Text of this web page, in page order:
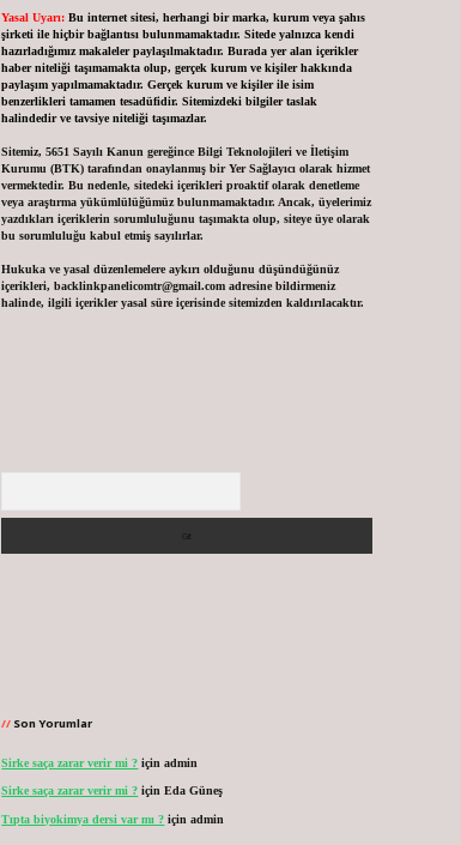
Yasal Uyarı: Bu internet sitesi, herhangi bir marka, kurum veya şahıs
şirketi ile hiçbir bağlantısı bulunmamaktadır. Sitede yalnızca kendi
hazırladığımız makaleler paylaşılmaktadır. Burada yer alan içerikler
haber niteliği taşımamakta olup, gerçek kurum ve kişiler hakkında
paylaşım yapılmamaktadır. Gerçek kurum ve kişiler ile isim
benzerlikleri tamamen tesadüfidir. Sitemizdeki bilgiler taslak
halindedir ve tavsiye niteliği taşımazlar.
Sitemiz, 5651 Sayılı Kanun gereğince Bilgi Teknolojileri ve İletişim
Kurumu (BTK) tarafından onaylanmış bir Yer Sağlayıcı olarak hizmet
vermektedir. Bu nedenle, sitedeki içerikleri proaktif olarak denetleme
veya araştırma yükümlülüğümüz bulunmamaktadır. Ancak, üyelerimiz
yazdıkları içeriklerin sorumluluğunu taşımakta olup, siteye üye olarak
bu sorumluluğu kabul etmiş sayılırlar.
Hukuka ve yasal düzenlemelere aykırı olduğunu düşündüğünüz
içerikleri,backlinkpanelicomtr@gmail.com adresine bildirmeniz
halinde, ilgili içerikler yasal süre içerisinde sitemizden kaldırılacaktır.
Son Yorumlar
Sirke saça zarar verir mi ? içinadmin
Sirke saça zarar verir mi ? içinEda Güneş
Tıpta biyokimya dersi var mı ? içinadmin